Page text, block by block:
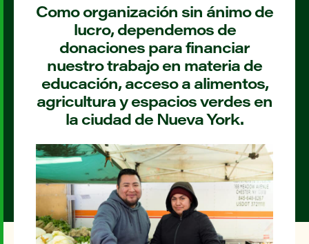
Como organización sin ánimo de
lucro, dependemos de
donaciones para financiar
nuestro trabajo en materia de
educación, acceso a alimentos,
agricultura y espacios verdes en
la ciudad de Nueva York.